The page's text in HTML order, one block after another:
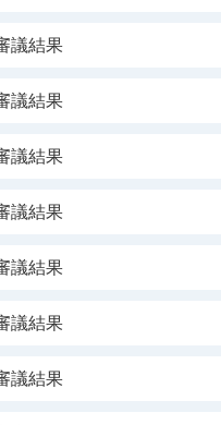
議結果
議結果
議結果
議結果
議結果
議結果
議結果